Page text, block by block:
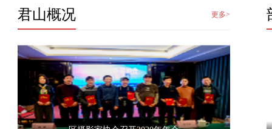
君山概况 更多>